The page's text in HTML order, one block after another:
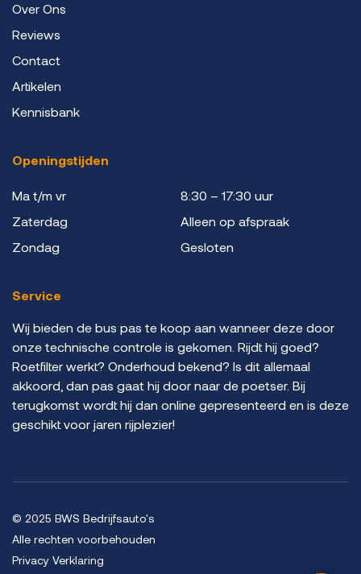
Over Ons
Reviews
Contact
Artikelen
Kennisbank
Openingstijden
Ma t/m vr
8:30 – 17:30 uur
Zaterdag
Alleen op afspraak
Zondag
Gesloten
Service
Wij bieden de bus pas te koop aan wanneer deze door
onze technische controle is gekomen. Rijdt hij goed?
Roetfilter werkt? Onderhoud bekend? Is dit allemaal
akkoord, dan pas gaat hij door naar de poetser. Bij
terugkomst wordt hij dan online gepresenteerd en is deze
geschikt voor jaren rijplezier!
© 2025 BWS Bedrijfsauto's
Alle rechten voorbehouden
Privacy Verklaring